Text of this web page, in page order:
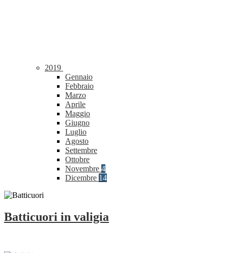
2019
Gennaio
Febbraio
Marzo
Aprile
Maggio
Giugno
Luglio
Agosto
Settembre
Ottobre
Novembre 4
Dicembre 14
Batticuori in valigia